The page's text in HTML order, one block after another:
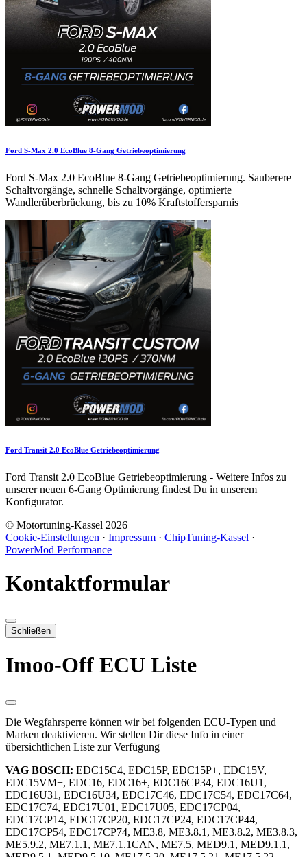
Ford S-Max 2.0 EcoBlue 8-Gang Getriebeoptimierung
Ford S-Max 2.0 EcoBlue 8-Gang Getriebeoptimierung. Sauberere
Schaltvorgänge, schnelle Schaltvorgänge, optimierte
Wandlerüberbrückung, bis zu 10% Kraftstoffersparnis
Ford Transit 2.0 EcoBlue Getriebeoptimierung
Ford Transit 2.0 EcoBlue Getriebeoptimierung - Weitere Infos zu
unserer neuen 6-Gang Optimierung findest Du in unserem
Konfigurator.
© Motortuning-Kassel 2026
Cookie-Einstellungen · Impressum · ChipTuning-Kassel ·
PowerMod Performance
Kontaktformular
Schließen
Imoo-Off ECU Liste
Die Wegfahrsperre können wir bei folgenden ECU-Typen und
Marken deaktivieren. Wir stellen Dir diese Info in einer
übersichtlichen Liste zur Verfügung
VAG BOSCH: EDC15C4, EDC15P, EDC15P+, EDC15V,
EDC15VM+, EDC16, EDC16+, EDC16CP34, EDC16U1,
EDC16U31, EDC16U34, EDC17C46, EDC17C54, EDC17C64,
EDC17C74, EDC17U01, EDC17U05, EDC17CP04,
EDC17CP14, EDC17CP20, EDC17CP24, EDC17CP44,
EDC17CP54, EDC17CP74, ME3.8, ME3.8.1, ME3.8.2, ME3.8.3,
ME5.9.2, ME7.1.1, ME7.1.1CAN, ME7.5, MED9.1, MED9.1.1,